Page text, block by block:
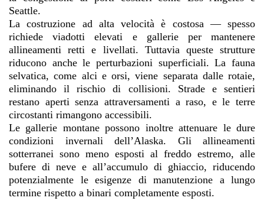
Seattle.
La costruzione ad alta velocità è costosa — spesso
richiede viadotti elevati e gallerie per mantenere
allineamenti retti e livellati. Tuttavia queste strutture
riducono anche le perturbazioni superficiali. La fauna
selvatica, come alci e orsi, viene separata dalle rotaie,
eliminando il rischio di collisioni. Strade e sentieri
restano aperti senza attraversamenti a raso, e le terre
circostanti rimangono accessibili.
Le gallerie montane possono inoltre attenuare le dure
condizioni invernali dell’Alaska. Gli allineamenti
sotterranei sono meno esposti al freddo estremo, alle
bufere di neve e all’accumulo di ghiaccio, riducendo
potenzialmente le esigenze di manutenzione a lungo
termine rispetto a binari completamente esposti.